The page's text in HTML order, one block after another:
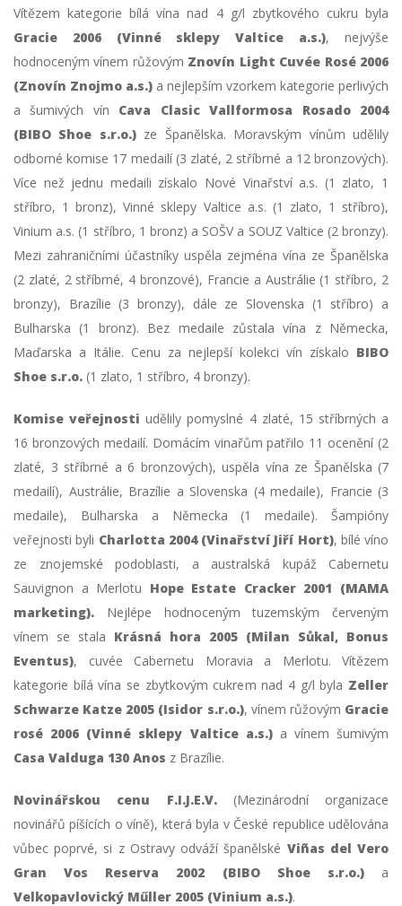
Vítězem kategorie bílá vína nad 4 g/l zbytkového cukru byla
Gracie 2006 (Vinné sklepy Valtice a.s.), nejvýše
hodnoceným vínem růžovým Znovín Light Cuvée Rosé 2006
(Znovín Znojmo a.s.) a nejlepším vzorkem kategorie perlivých
a šumivých vín Cava Clasic Vallformosa Rosado 2004
(BIBO Shoe s.r.o.) ze Španělska. Moravským vínům udělily
odborné komise 17 medailí (3 zlaté, 2 stříbrné a 12 bronzových).
Více než jednu medaili získalo Nové Vinařství a.s. (1 zlato, 1
stříbro, 1 bronz), Vinné sklepy Valtice a.s. (1 zlato, 1 stříbro),
Vinium a.s. (1 stříbro, 1 bronz) a SOŠV a SOUZ Valtice (2 bronzy).
Mezi zahraničními účastníky uspěla zejména vína ze Španělska
(2 zlaté, 2 stříbrné, 4 bronzové), Francie a Austrálie (1 stříbro, 2
bronzy), Brazílie (3 bronzy), dále ze Slovenska (1 stříbro) a
Bulharska (1 bronz). Bez medaile zůstala vína z Německa,
Maďarska a Itálie. Cenu za nejlepší kolekci vín získalo BIBO
Shoe s.r.o. (1 zlato, 1 stříbro, 4 bronzy).
Komise veřejnostiudělily pomyslné 4 zlaté, 15 stříbrných a
16 bronzových medailí. Domácím vinařům patřilo 11 ocenění (2
zlaté, 3 stříbrné a 6 bronzových), uspěla vína ze Španělska (7
medailí), Austrálie, Brazílie a Slovenska (4 medaile), Francie (3
medaile), Bulharska a Německa (1 medaile). Šampióny
veřejnosti byli Charlotta 2004 (Vinařství Jiří Hort), bílé víno
ze znojemské podoblasti, a australská kupáž Cabernetu
Sauvignon a Merlotu Hope Estate Cracker 2001 (MAMA
marketing). Nejlépe hodnoceným tuzemským červeným
vínem se stala Krásná hora 2005 (Milan Sůkal, Bonus
Eventus), cuvée Cabernetu Moravia a Merlotu. Vítězem
kategorie bílá vína se zbytkovým cukrem nad 4 g/l byla Zeller
Schwarze Katze 2005 (Isidor s.r.o.), vínem růžovým Gracie
rosé 2006 (Vinné sklepy Valtice a.s.)a vínem šumivým
Casa Valduga 130 Anos z Brazílie.
Novinářskou cenu F.I.J.E.V.(Mezinárodní organizace
novinářů píšících o víně), která byla v České republice udělována
vůbec poprvé, si z Ostravy odváží španělské Viñas del Vero
Gran Vos Reserva 2002 (BIBO Shoe s.r.o.) a
Velkopavlovický Műller 2005 (Vinium a.s.).